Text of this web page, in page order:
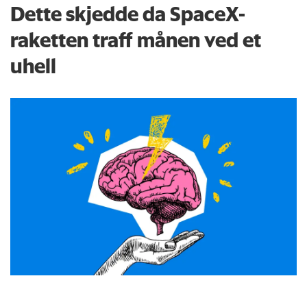
Dette skjedde da SpaceX-
raketten traff månen ved et
uhell